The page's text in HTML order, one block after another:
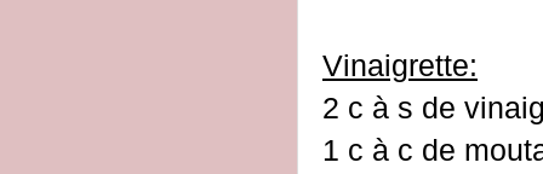
Vinaigrette:
2 c à s de
1 c à c de